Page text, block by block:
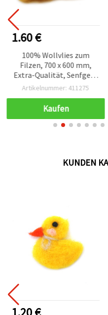
1.60 €
100% Wollvlies zum
Filzen, 700 x 600 mm,
Extra-Qualität, Senfgelb
– 50 g
Artikelnummer: 411275
Kaufen
KUNDEN